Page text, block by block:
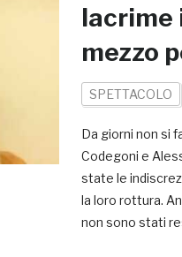
lacrime
mezzo
SPETTACOLO
Da giorni non si
Codegoni e
state le
la loro rottura.
non sono stati